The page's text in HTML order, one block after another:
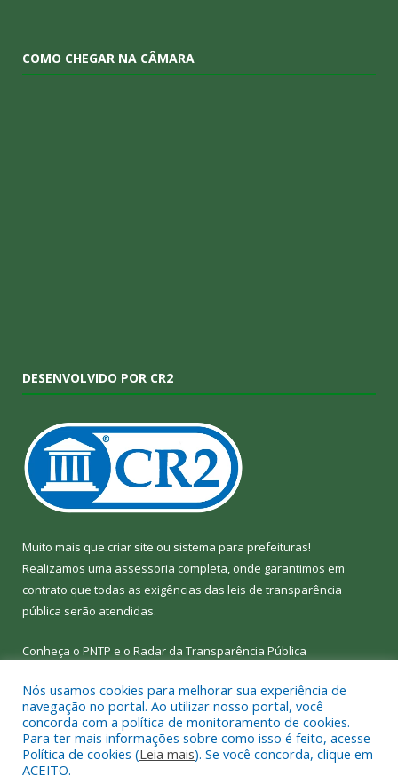
COMO CHEGAR NA CÂMARA
DESENVOLVIDO POR CR2
Muito mais que criar site ou sistema para prefeituras!
Realizamos uma assessoria completa, onde garantimos em
contrato que todas as exigências das leis de transparência
pública serão atendidas.
Conheça o PNTP e o Radar da Transparência Pública
Todos os direitos reservados a Câmara Municipal de Bom Jesus
do Tocantins.
Nós usamos cookies para melhorar sua experiência de
navegação no portal. Ao utilizar nosso portal, você
concorda com a política de monitoramento de cookies.
Para ter mais informações sobre como isso é feito, acesse
Política de cookies (Leia mais). Se você concorda, clique em
ACEITO.